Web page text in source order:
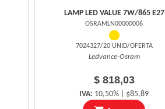
LAMP LED VALUE 7W/865 E27
OSRAMLN00000006
7024327/20 UNID/OFERTA
Ledvance-Osram
$ 818,03
IVA: 10,50% | $85,89